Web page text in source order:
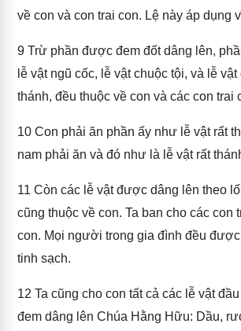
về con và con trai con. Lệ này áp dụng
9 Trừ phần được đem đốt dâng lên,
lễ vật ngũ cốc, lễ vật chuộc tội, và lễ
thánh, đều thuộc về con và các con trai
10 Con phải ăn phần ấy như lễ vật rất
nam phải ăn và đó như là lễ vật rất
11 Còn các lễ vật được dâng lên theo
cũng thuộc về con. Ta ban cho các con
con. Mọi người trong gia đình đều
tinh sạch.
12 Ta cũng cho con tất cả các lễ vật
đem dâng lên Chúa Hằng Hữu: Dầu,